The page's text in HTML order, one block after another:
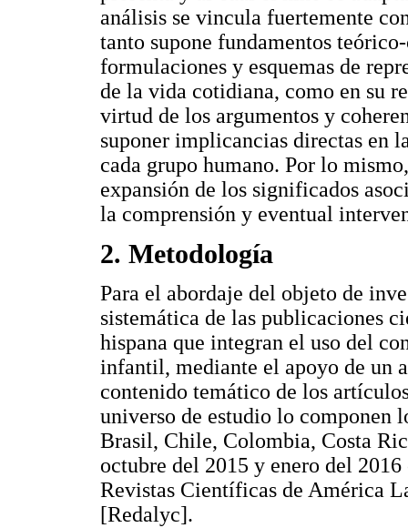
análisis se vincula fuertemente
tanto supone fundamentos
formulaciones y esquemas de
de la vida cotidiana, como en su
virtud de los argumentos y
suponer implicancias directas en
cada grupo humano. Por lo
expansión de los significados
la comprensión y eventual
2. Metodología
Para el abordaje del objeto de
sistemática de las publicaciones
hispana que integran el uso del
infantil, mediante el apoyo de un
contenido temático de los
universo de estudio lo componen
Brasil, Chile, Colombia, Costa
octubre del 2015 y enero del 2016
Revistas Científicas de América
[Redalyc].